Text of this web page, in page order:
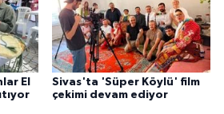
El
Sivas'ta 'Süper Köylü' film
çekimi devam ediyor